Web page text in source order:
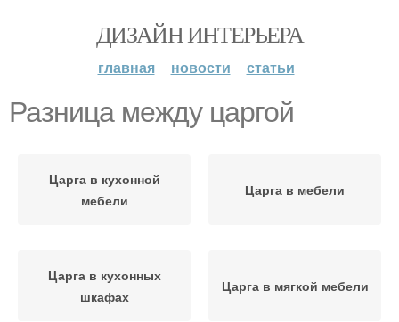
ДИЗАЙН ИНТЕРЬЕРА
главная новости статьи
Разница между царгой
Царга в кухонной
мебели
Царга в мебели
Царга в кухонных
шкафах
Царга в мягкой мебели